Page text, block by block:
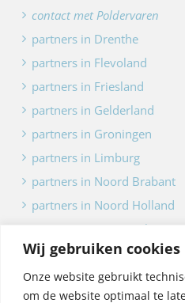
Wij gebruiken cookies
Onze website gebruikt
om de website optimaal te
contact met Poldervaren
partners in Drenthe
partners in Flevoland
partners in Friesland
partners in Gelderland
partners in Groningen
partners in Limburg
partners in Noord Brabant
partners in Noord Holland
partners in Overijssel
partners in Utrecht
partners in Zeeland
partners in Zuid Holland